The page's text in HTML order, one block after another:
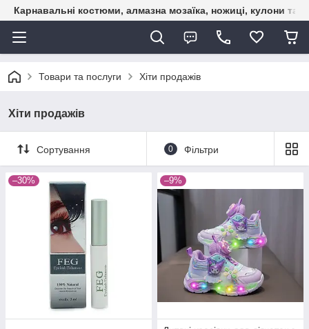
Карнавальні костюми, алмазна мозаїка, ножиці, кулони та
Товари та послуги Хіти продажів
Хіти продажів
Сортування 0 Фільтри
–30% –9%